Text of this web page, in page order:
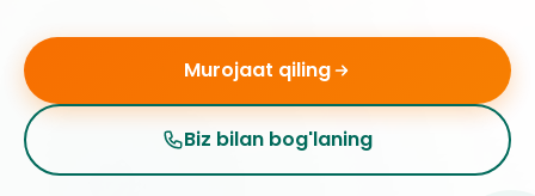
Murojaat qiling
Biz bilan bog'laning